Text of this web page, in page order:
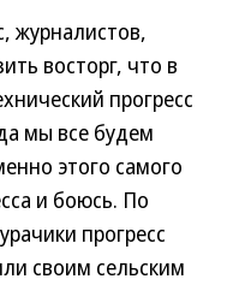
журналистов,
восторг, что в
прогресс
мы все будем
этого самого
и боюсь. По
прогресс
своим сельским